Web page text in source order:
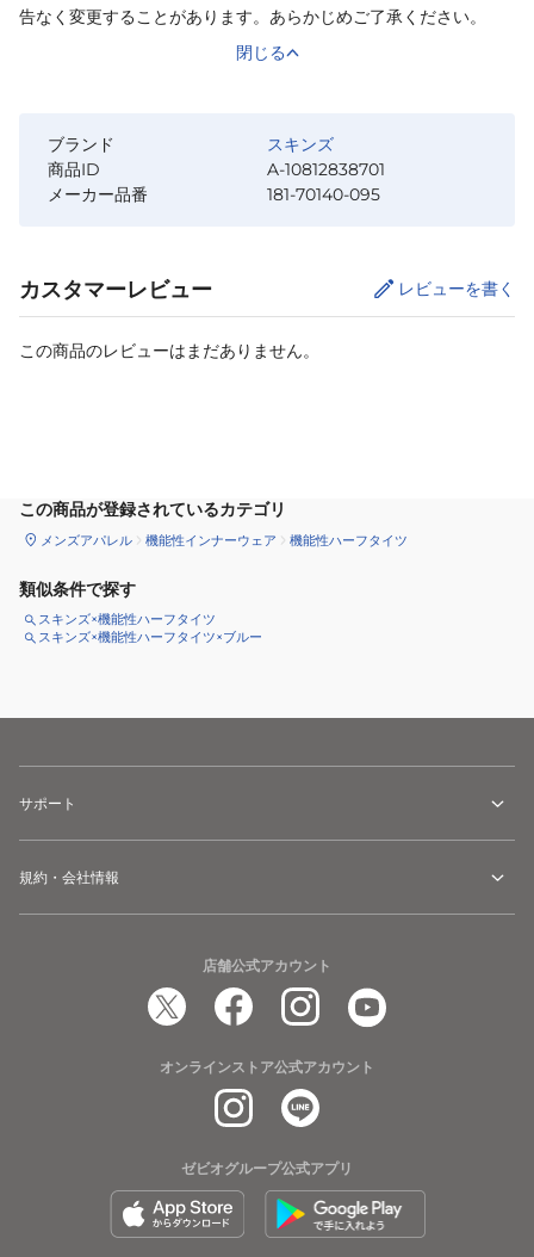
告なく変更することがあります。あらかじめご了承ください。
閉じる
ブランド
スキンズ
商品ID
A-10812838701
メーカー品番
181-70140-095
カスタマーレビュー レビューを書く
この商品のレビューはまだありません。
この商品が登録されているカテゴリ
メンズアパレル 機能性インナーウェア 機能性ハーフタイツ
類似条件で探す
スキンズ×機能性ハーフタイツ
スキンズ×機能性ハーフタイツ×ブルー
サポート
規約・会社情報
店舗公式アカウント
オンラインストア公式アカウント
ゼビオグループ公式アプリ